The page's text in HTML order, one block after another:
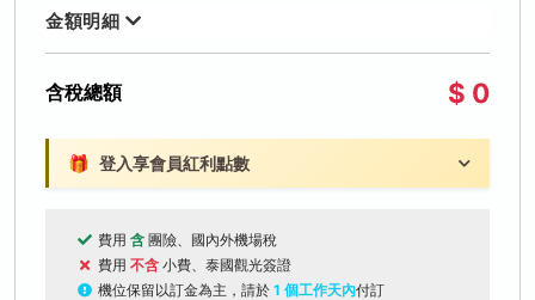
金額明細
含稅總額 $ 0
🎁 登入享會員紅利點數
費用 含 團險、國內外機場稅
費用 不含 小費、泰國觀光簽證
機位保留以訂金為主，請於 1 個工作天內付訂